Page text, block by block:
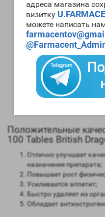
адреса магазина
визитку
можете написать
Анаболические
гормона;
Андрогенные свойства
гормона;
Способность
(ароматизация) –
Степень нагрузки на
Форма выпуска –
Длительность
часов;
Время обнаружения
Положительные
100 Tables British
Отлично улучшает
назначение препарата;
Повышает рост
Усиливается аппетит;
Быстро удаляет из
Обладает